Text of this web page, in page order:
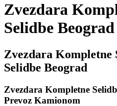
Zvezdara
Selidbe
Zvezdara Kompletne
Selidbe Beograd
Zvezdara Kompletne
Prevoz Kamionom